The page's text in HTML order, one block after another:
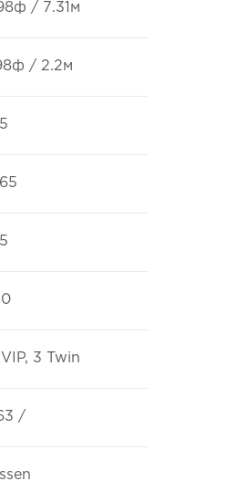
/ 7.31м
/ 2.2м
5
5
10
VIP, 3 Twin
/